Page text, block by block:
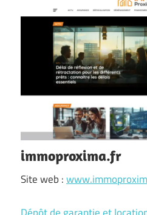
immoproxima.fr
Site web :